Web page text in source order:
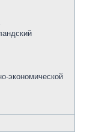
экономической